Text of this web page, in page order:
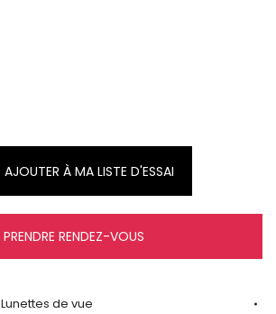
AJOUTER À MA LISTE D'ESSAI
Lunettes de vue
PRENDRE RENDEZ-VOUS